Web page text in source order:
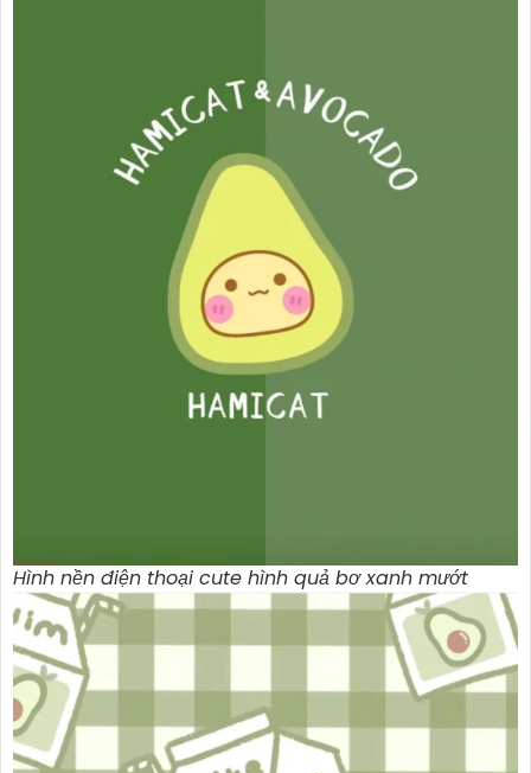
Hình nền điện thoại cute hình quả bơ xanh mướt